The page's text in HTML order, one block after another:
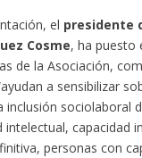
el presidente
Cosme, ha puesto
de la Asociación,
a sensibilizar
inclusión sociolaboral
intelectual, capacidad
personas con